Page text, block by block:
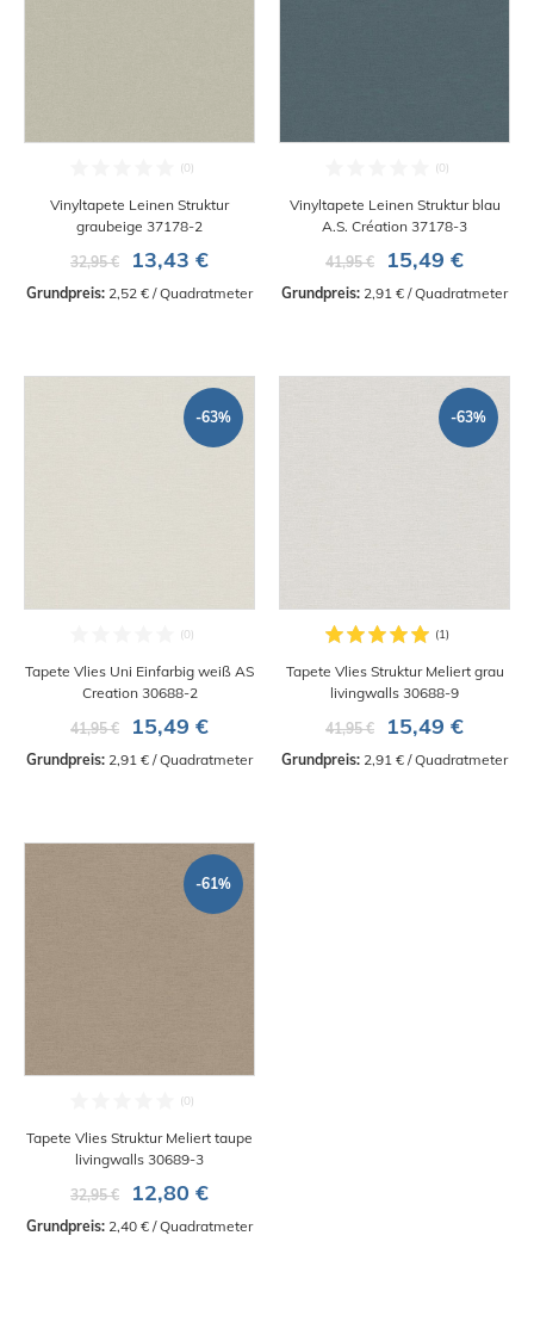
Vinyltapete Leinen Struktur
graubeige 37178-2
32,95 €
13,43 €
Grundpreis: 2,52 € / Quadratmeter
Vinyltapete Leinen Struktur blau
A.S. Création 37178-3
41,95 €
15,49 €
Grundpreis: 2,91 € / Quadratmeter
-63%
Tapete Vlies Uni Einfarbig weiß AS
Creation 30688-2
41,95 €
15,49 €
Grundpreis: 2,91 € / Quadratmeter
-63%
Tapete Vlies Struktur Meliert grau
livingwalls 30688-9
41,95 €
15,49 €
Grundpreis: 2,91 € / Quadratmeter
-61%
Tapete Vlies Struktur Meliert taupe
livingwalls 30689-3
32,95 €
12,80 €
Grundpreis: 2,40 € / Quadratmeter